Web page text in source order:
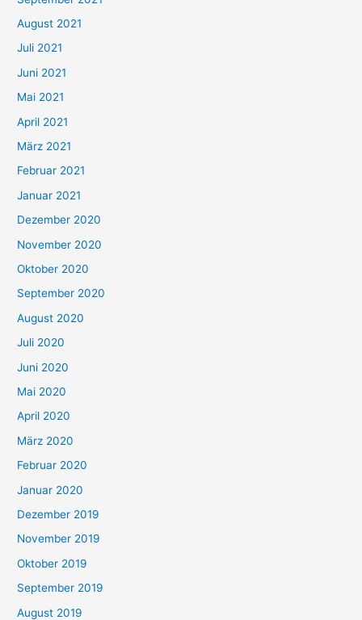
n
n
a
c
h
:
August 2021
Juli 2021
Juni 2021
Mai 2021
April 2021
März 2021
Februar 2021
Januar 2021
Dezember 2020
November 2020
Oktober 2020
September 2020
August 2020
Juli 2020
Juni 2020
Mai 2020
April 2020
März 2020
Februar 2020
Januar 2020
Dezember 2019
November 2019
Oktober 2019
September 2019
August 2019